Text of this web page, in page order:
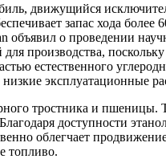
движущийся
запас хода
о проведении
производства,
естественного
эксплуатационные
тростника и
доступности
облегчает
топливо.